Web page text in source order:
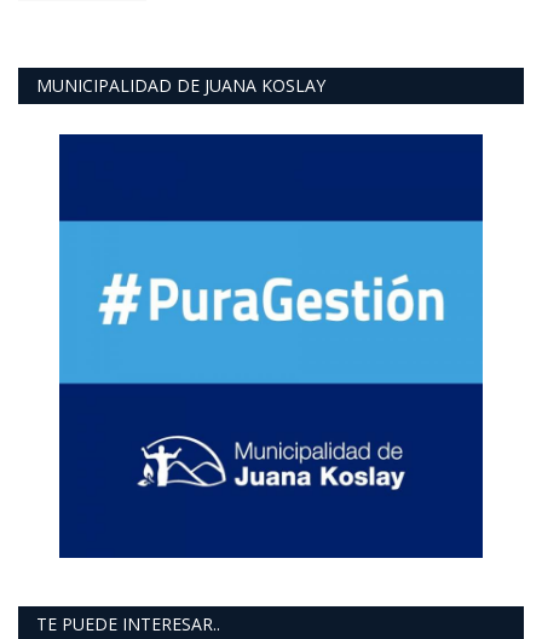
MUNICIPALIDAD DE JUANA KOSLAY
TE PUEDE INTERESAR..